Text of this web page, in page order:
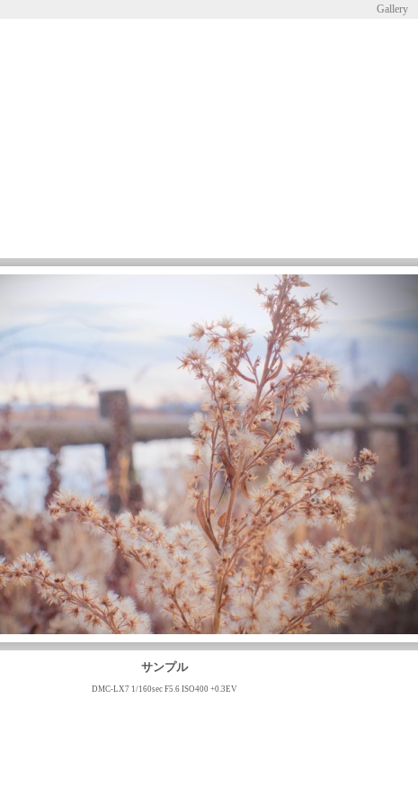
Gallery
サンプル
DMC-LX7 1/160sec F5.6 ISO400 +0.3EV